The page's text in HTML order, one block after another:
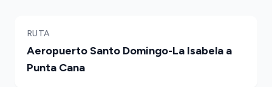
RUTA
Aeropuerto Santo Domingo-La Isabela a
Punta Cana